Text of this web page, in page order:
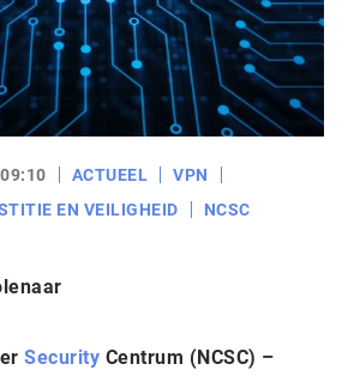
ACTUEEL
VPN
EN VEILIGHEID
NCSC
Security Centrum (NCSC) –